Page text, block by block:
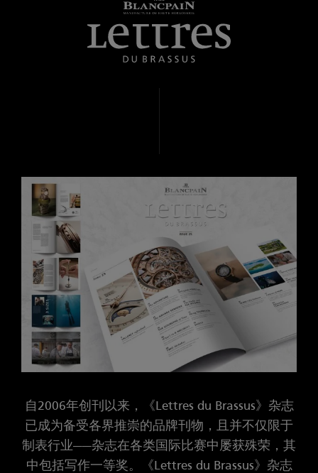
自2006年创刊以来，《Lettres du Brassus》杂志
已成为备受各界推崇的品牌刊物，且并不仅限于
制表行业——杂志在各类国际比赛中屡获殊荣，其
中包括写作一等奖。《Lettres du Brassus》杂志